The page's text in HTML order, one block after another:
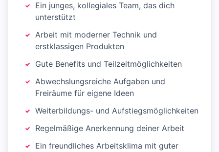
Ein junges, kollegiales Team, das dich
unterstützt
Arbeit mit moderner Technik und
erstklassigen Produkten
Gute Benefits und Teilzeitmöglichkeiten
Abwechslungsreiche Aufgaben und
Freiräume für eigene Ideen
Weiterbildungs- und Aufstiegsmöglichkeiten
Regelmäßige Anerkennung deiner Arbeit
Ein freundliches Arbeitsklima mit guter